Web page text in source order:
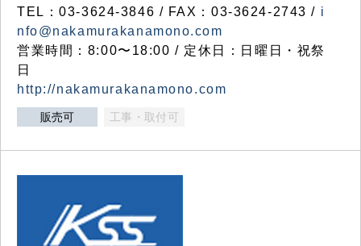
TEL：03-3624-3846 / FAX：03-3624-2743 / i
nfo@nakamurakanamono.com
営業時間：8:00〜18:00 / 定休日：日曜日・祝祭
日
http://nakamurakanamono.com
販売可 工事・取付可